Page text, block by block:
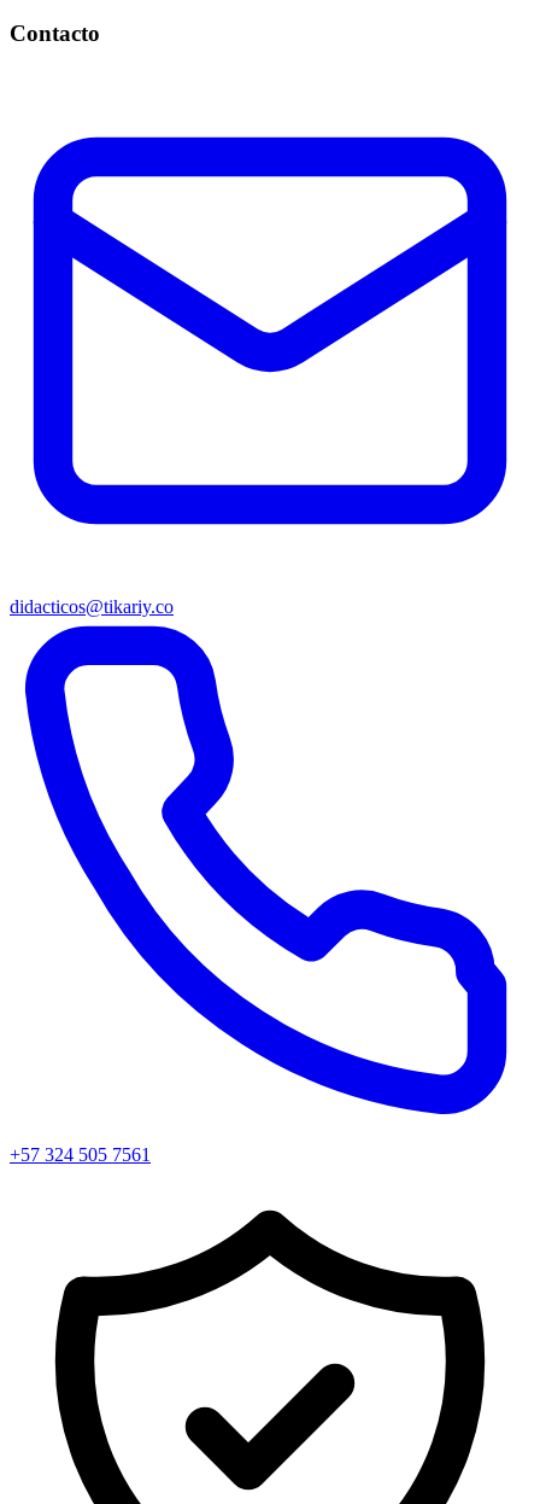
Contacto
didacticos@tikariy.co
+57 324 505 7561